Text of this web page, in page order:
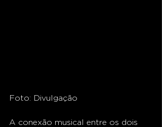
Foto: Divulgação
A conexão musical entre os dois